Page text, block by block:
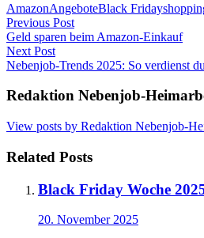
AmazonAngeboteBlack Friday
Post
navigation
Previous Post
Geld sparen beim Amazon-Einkauf
Next Post
Nebenjob-Trends 2025: So verdienst
Redaktion Nebenjob-
View posts by Redaktion Nebenjob-
Related Posts
Black Friday Woche
20. November 2025